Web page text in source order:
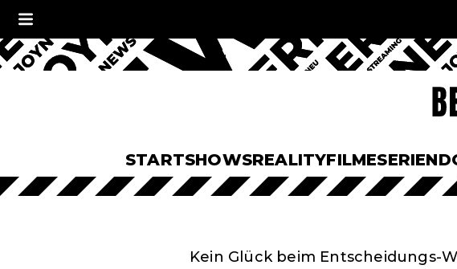
STARTSHOWSREALITYFILMESERIEN
Kein Glück beim Entscheidungs-